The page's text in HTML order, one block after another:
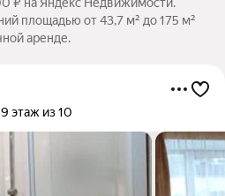
площадью от 43,7 м² до 175 м²
аренде.
9 этаж из 10